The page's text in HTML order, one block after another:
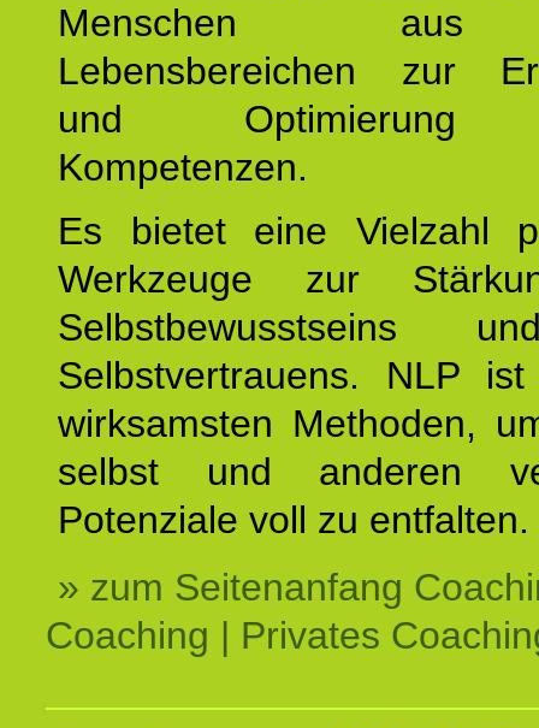
Menschen
Lebensbereichen zur
und Optimierung
Kompetenzen.
Es bietet eine Vielzahl
Werkzeuge zur
Selbstbewusstseins
Selbstvertrauens. NLP
wirksamsten Methoden,
selbst und anderen
Potenziale voll zu entfalten.
» zum Seitenanfang
Coaching | Privates